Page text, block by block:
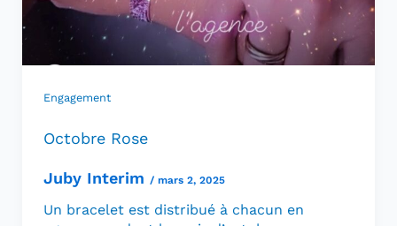
Engagement
Octobre Rose
Juby Interim / mars 2, 2025
Un bracelet est distribué à chacun en